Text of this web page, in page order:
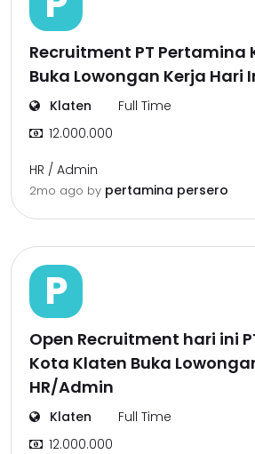
Recruitment PT Pertamina
Buka Lowongan Kerja Hari
Klaten
Full Time
12.000.000
HR / Admin
2mo ago by pertamina persero
P
Open Recruitment hari ini
Kota Klaten Buka
HR/Admin
Klaten
Full Time
12.000.000